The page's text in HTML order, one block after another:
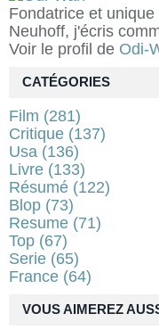
Fondatrice et
Neuhoff, j'écris
Voir le profil de Odi-
VOUS AIMEREZ
CATÉGORIES
Film (281)
Critique (137)
Usa (136)
Livre (133)
Résumé (122)
Blop (73)
Resume (71)
Top (67)
Serie (65)
France (64)